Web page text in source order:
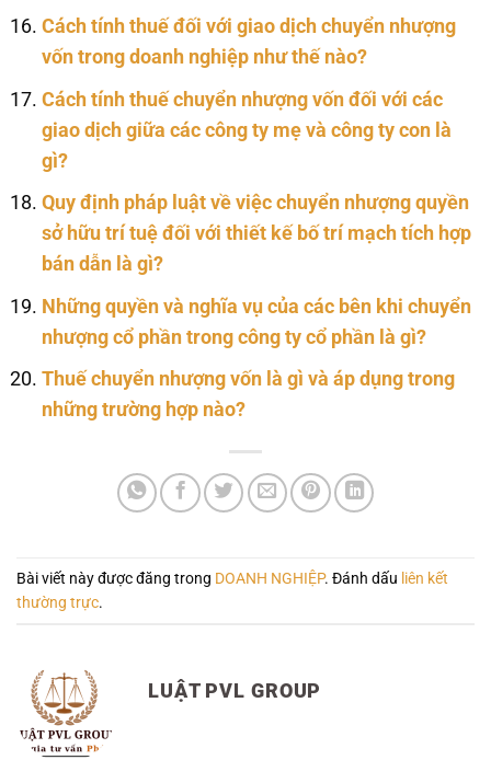
Cách tính thuế đối với giao dịch chuyển nhượng
vốn trong doanh nghiệp như thế nào?
Cách tính thuế chuyển nhượng vốn đối với các
giao dịch giữa các công ty mẹ và công ty con là
gì?
Quy định pháp luật về việc chuyển nhượng quyền
sở hữu trí tuệ đối với thiết kế bố trí mạch tích hợp
bán dẫn là gì?
Những quyền và nghĩa vụ của các bên khi chuyển
nhượng cổ phần trong công ty cổ phần là gì?
Thuế chuyển nhượng vốn là gì và áp dụng trong
những trường hợp nào?
Bài viết này được đăng trong DOANH NGHIỆP. Đánh dấu liên kết
thường trực.
LUẬT PVL GROUP